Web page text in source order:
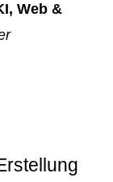
Web &